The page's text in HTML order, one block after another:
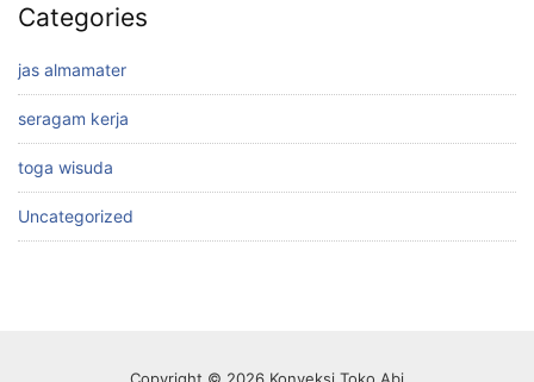
Categories
jas almamater
seragam kerja
toga wisuda
Uncategorized